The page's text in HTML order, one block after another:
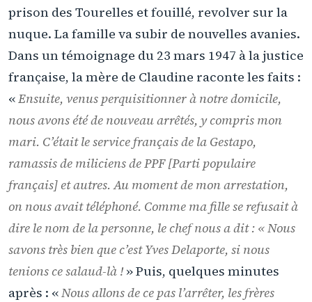
prison des Tourelles et fouillé, revolver sur la
nuque. La famille va subir de nouvelles avanies.
Dans un témoignage du 23 mars 1947 à la justice
française, la mère de Claudine raconte les faits :
«Ensuite, venus perquisitionner à notre domicile,
nous avons été de nouveau arrêtés, y compris mon
mari. C’était le service français de la Gestapo,
ramassis de miliciens de PPF [Parti populaire
français] et autres. Au moment de mon arrestation,
on nous avait téléphoné. Comme ma fille se refusait à
dire le nom de la personne, le chef nous a dit : « Nous
savons très bien que c’est Yves Delaporte, si nous
tenions ce salaud-là ! » Puis, quelques minutes
après : «Nous allons de ce pas l’arrêter, les frères